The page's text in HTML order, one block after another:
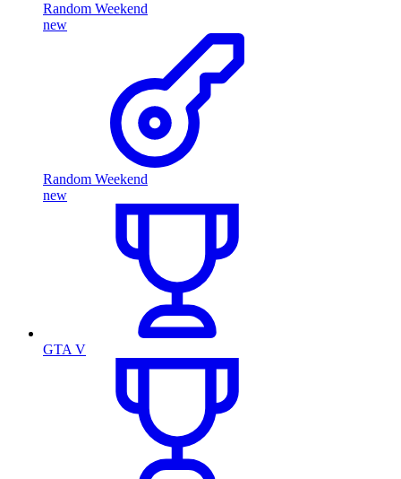
Random Weekend
new
Random Weekend
new
GTA V